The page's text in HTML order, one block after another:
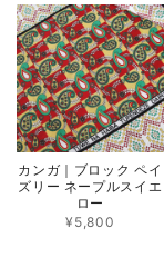
カンガ｜ブロック ペイ
ズリー ネープルスイエ
ロー
¥5,800